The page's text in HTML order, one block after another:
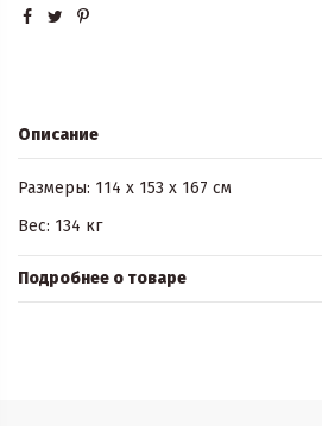
Описание
Размеры: 114 x 153 x 167 см
Вес: 134 кг
Подробнее о товаре